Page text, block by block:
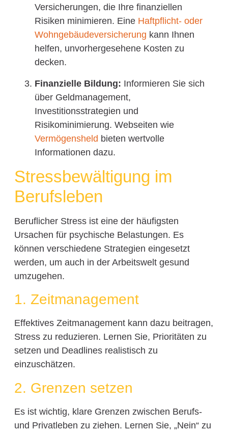
Versicherungen, die Ihre finanziellen
Risiken minimieren. Eine Haftpflicht- oder
Wohngebäudeversicherung kann Ihnen
helfen, unvorhergesehene Kosten zu
decken.
Finanzielle Bildung: Informieren Sie sich
über Geldmanagement,
Investitionsstrategien und
Risikominimierung. Webseiten wie
Vermögensheld bieten wertvolle
Informationen dazu.
Stressbewältigung im
Berufsleben
Beruflicher Stress ist eine der häufigsten
Ursachen für psychische Belastungen. Es
können verschiedene Strategien eingesetzt
werden, um auch in der Arbeitswelt gesund
umzugehen.
1. Zeitmanagement
Effektives Zeitmanagement kann dazu beitragen,
Stress zu reduzieren. Lernen Sie, Prioritäten zu
setzen und Deadlines realistisch zu
einzuschätzen.
2. Grenzen setzen
Es ist wichtig, klare Grenzen zwischen Berufs-
und Privatleben zu ziehen. Lernen Sie, „Nein“ zu